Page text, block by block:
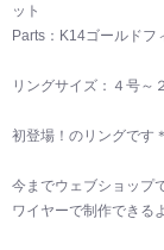
ット
Parts：K14ゴールドフ
リングサイズ：４号～
初登場！のリングです＊
今までウェブショップ
ワイヤーで制作できる